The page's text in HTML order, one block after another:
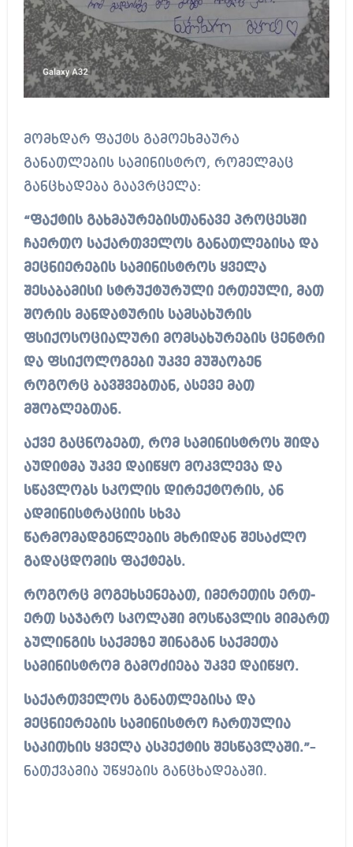
მომხდარ ფაქტს გამოეხმაურა
განათლების სამინისტრო, რომელმაც
განცხადება გაავრცელა:
“ფაქტის გახმაურებისთანავე პროცესში
ჩაერთო საქართველოს განათლებისა და
მეცნიერების სამინისტროს ყველა
შესაბამისი სტრუქტურული ერთეული, მათ
შორის მანდატურის სამსახურის
ფსიქოსოციალური მომსახურების ცენტრი
და ფსიქოლოგები უკვე მუშაობენ
როგორც ბავშვებთან, ასევე მათ
მშობლებთან.
აქვე გაცნობებთ, რომ სამინისტროს შიდა
აუდიტმა უკვე დაიწყო მოკვლევა და
სწავლობს სკოლის დირექტორის, ან
ადმინისტრაციის სხვა
წარმომადგენლების მხრიდან შესაძლო
გადაცდომის ფაქტებს.
როგორც მოგეხსენებათ, იმერეთის ერთ-
ერთ საჯარო სკოლაში მოსწავლის მიმართ
ბულინგის საქმეზე შინაგან საქმეთა
სამინისტრომ გამოძიება უკვე დაიწყო.
საქართველოს განათლებისა და
მეცნიერების სამინისტრო ჩართულია
საკითხის ყველა ასპექტის შესწავლაში.”–
ნათქვამია უწყების განცხადებაში.